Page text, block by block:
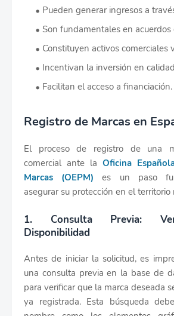
Pueden generar ingresos a
Son fundamentales en acuerdos
Constituyen activos comerciales
Incentivan la inversión en
Facilitan el acceso a financiación.
Registro de Marcas en
El proceso de registro de una
comercial ante la Oficina
Marcas (OEPM)
es un paso
asegurar su protección en el territorio
1. Consulta Previa:
Disponibilidad
Antes de iniciar la solicitud, es
una consulta previa en la base de
para verificar que la marca deseada
ya registrada. Esta búsqueda